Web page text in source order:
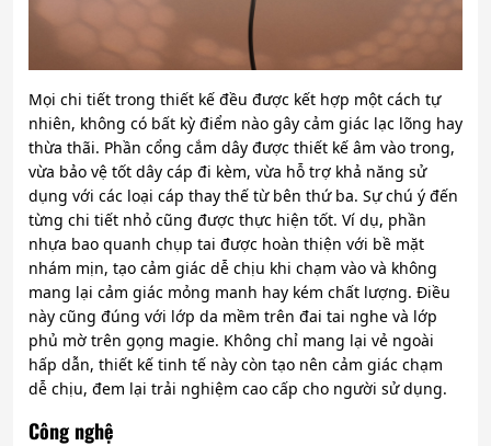
Mọi chi tiết trong thiết kế đều được kết hợp một cách tự
nhiên, không có bất kỳ điểm nào gây cảm giác lạc lõng hay
thừa thãi. Phần cổng cắm dây được thiết kế âm vào trong,
vừa bảo vệ tốt dây cáp đi kèm, vừa hỗ trợ khả năng sử
dụng với các loại cáp thay thế từ bên thứ ba. Sự chú ý đến
từng chi tiết nhỏ cũng được thực hiện tốt. Ví dụ, phần
nhựa bao quanh chụp tai được hoàn thiện với bề mặt
nhám mịn, tạo cảm giác dễ chịu khi chạm vào và không
mang lại cảm giác mỏng manh hay kém chất lượng. Điều
này cũng đúng với lớp da mềm trên đai tai nghe và lớp
phủ mờ trên gọng magie. Không chỉ mang lại vẻ ngoài
hấp dẫn, thiết kế tinh tế này còn tạo nên cảm giác chạm
dễ chịu, đem lại trải nghiệm cao cấp cho người sử dụng.
Công nghệ